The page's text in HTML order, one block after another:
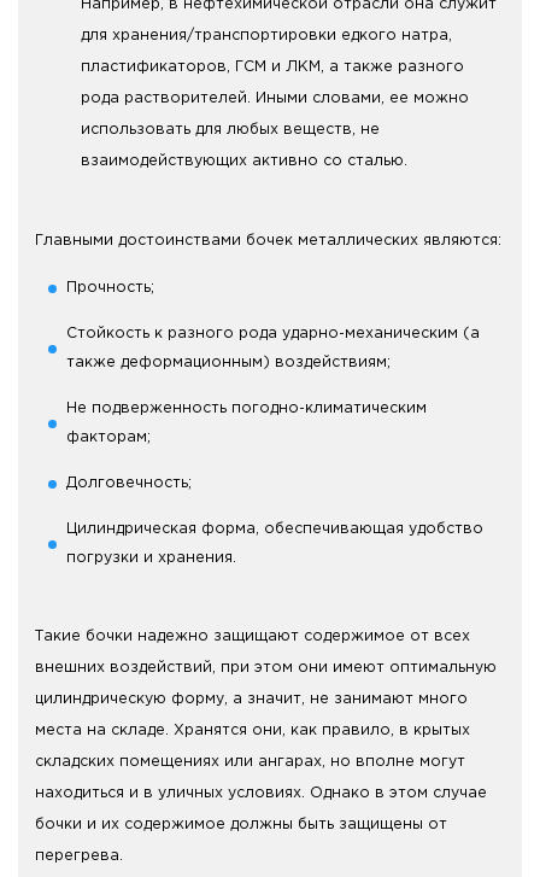
Например, в нефтехимической отрасли она служит
для хранения/транспортировки едкого натра,
пластификаторов, ГСМ и ЛКМ, а также разного
рода растворителей. Иными словами, ее можно
использовать для любых веществ, не
взаимодействующих активно со сталью.
Главными достоинствами бочек металлических являются:
Прочность;
Стойкость к разного рода ударно-механическим (а
также деформационным) воздействиям;
Не подверженность погодно-климатическим
факторам;
Долговечность;
Цилиндрическая форма, обеспечивающая удобство
погрузки и хранения.
Такие бочки надежно защищают содержимое от всех
внешних воздействий, при этом они имеют оптимальную
цилиндрическую форму, а значит, не занимают много
места на складе. Хранятся они, как правило, в крытых
складских помещениях или ангарах, но вполне могут
находиться и в уличных условиях. Однако в этом случае
бочки и их содержимое должны быть защищены от
перегрева.